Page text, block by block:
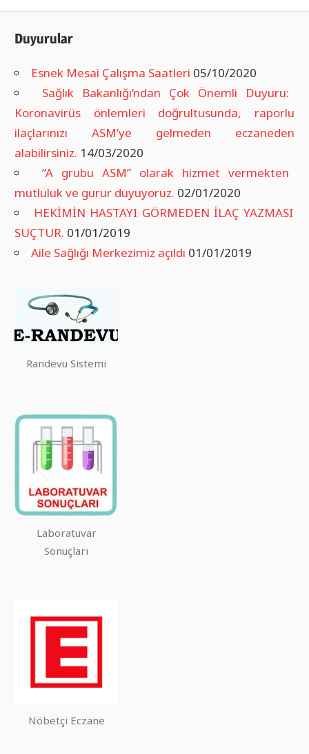
Duyurular
Esnek Mesai Çalışma Saatleri 05/10/2020
Sağlık Bakanlığı’ndan Çok Önemli Duyuru:
Koronavirüs önlemleri doğrultusunda, raporlu
ilaçlarınızı ASM’ye gelmeden eczaneden
alabilirsiniz. 14/03/2020
”A grubu ASM” olarak hizmet vermekten
mutluluk ve gurur duyuyoruz. 02/01/2020
HEKİMİN HASTAYI GÖRMEDEN İLAÇ YAZMASI
SUÇTUR. 01/01/2019
Aile Sağlığı Merkezimiz açıldı 01/01/2019
Randevu Sistemi
Laboratuvar
Sonuçları
Nöbetçi Eczane